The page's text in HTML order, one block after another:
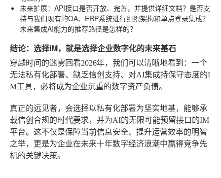
未来扩展：API接口是否开放、完善，并提供详细文档？是否支
持与我们现有的OA、ERP系统进行组织架构和单点登录集成？
未来集成AI能力的推荐路径是怎样的？
结论：选择IM，就是选择企业数字化的未来基石
穿越时间的迷雾回看2026年，我们可以清晰地看到：一个
无法私有化部署、缺乏信创支持、对AI集成持保守态度的I
M工具，必将成为企业沉重的数字资产负债。
真正的远见者，会选择以私有化部署为坚实地基，能够承
载信创合规的时代要求，并为AI的无限可能预留接口的IM
平台。这不仅是保障当前信息安全、提升运营效率的明智
之举，更是为企业在未来十年数字经济浪潮中赢得竞争先
机的关键决策。